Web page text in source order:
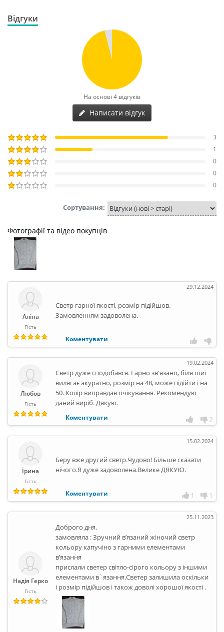
Відгуки
4.8
На основі 4 відгуків
Написати відгук
3
1
0
0
0
Сортування:
Фотографії та відео покупців
Аліна
Гість
29.12.2024
Светр гарної якості, розмір підійшов.
Замовленням задоволена.
Коментувати
Любов
Гість
19.02.2024
Светр дуже сподобався. Гарно зв'язано, біля шиї
вилягає акуратно, розмір на 48, може підійти і на
50. Колір виправдав очікування. Рекомендую
даний виріб. Дякую.
Коментувати 2
Їрина
Гість
15.02.2024
Беру вже другий светр.Чудово! Більше сказати
нічого.Я дуже задоволена.Велике ДЯКУЮ.
Коментувати 1 1
Надія Герко
Гість
25.11.2023
Доброго дня.
замовляла : Зручний в’язаний жіночий светр
кольору капучіно з гарними елементами
в’язання
прислали светер світло-сірого кольору з іншими
елементами в`язання.Светер залишила оскільки
і розмір підійшов і також доволі хорошої якості .